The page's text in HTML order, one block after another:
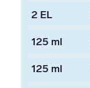
2 EL
125 ml
125 ml